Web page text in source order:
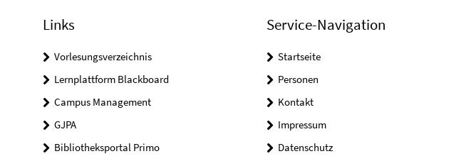
Links
Vorlesungsverzeichnis
Lernplattform Blackboard
Campus Management
GJPA
Bibliotheksportal Primo
Service-Navigation
Startseite
Personen
Kontakt
Impressum
Datenschutz